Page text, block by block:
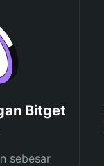
Bitget
sebesar